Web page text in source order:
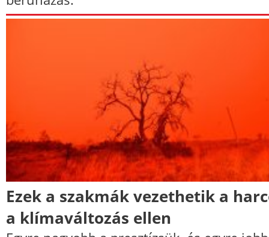
Ezek a szakmák vezethetik a
a klímaváltozás ellen